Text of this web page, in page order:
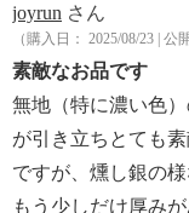
joyrun さん
（購入日： 2025/08/23 | 公
素敵なお品です
無地（特に濃い色
が引き立ちとても
ですが、燻し銀の
もう少しだけ厚み